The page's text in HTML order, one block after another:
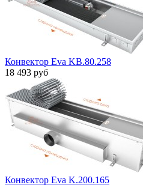
Конвектор Eva KB.80.258
18 493 руб
Конвектор Eva K.200.165